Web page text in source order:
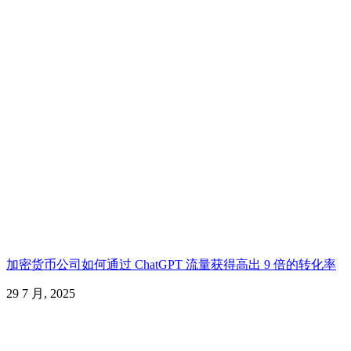
加密货币公司如何通过 ChatGPT 流量获得高出 9 倍的转化率
29 7 月, 2025